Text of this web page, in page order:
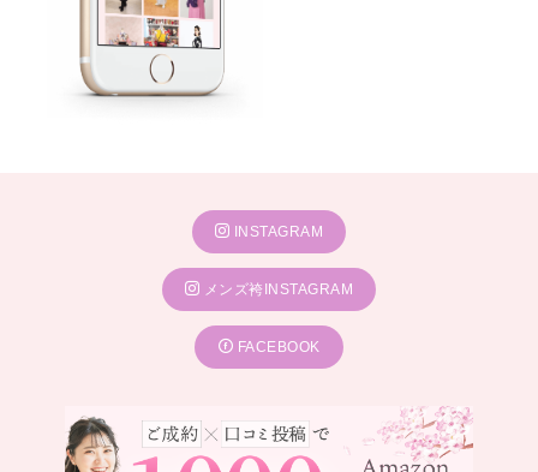
INSTAGRAM
メンズ袴INSTAGRAM
FACEBOOK